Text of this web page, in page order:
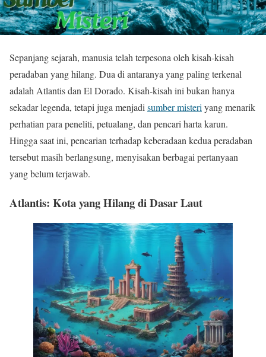
Sepanjang sejarah, manusia telah terpesona oleh kisah-kisah
peradaban yang hilang. Dua di antaranya yang paling terkenal
adalah Atlantis dan El Dorado. Kisah-kisah ini bukan hanya
sekadar legenda, tetapi juga menjadi sumber misteri yang menarik
perhatian para peneliti, petualang, dan pencari harta karun.
Hingga saat ini, pencarian terhadap keberadaan kedua peradaban
tersebut masih berlangsung, menyisakan berbagai pertanyaan
yang belum terjawab.
Atlantis: Kota yang Hilang di Dasar Laut